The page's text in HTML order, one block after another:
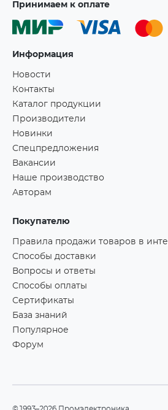
Принимаем к оплате
Информация
Новости
Контакты
Каталог продукции
Производители
Новинки
Спецпредложения
Вакансии
Наше производство
Авторам
Покупателю
Правила продажи товаров в
Способы доставки
Вопросы и ответы
Способы оплаты
Сертификаты
База знаний
Популярное
Форум